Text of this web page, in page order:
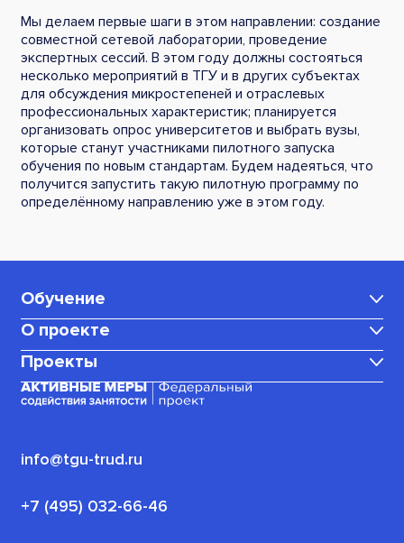
Мы делаем первые шаги в этом направлении: создание
совместной сетевой лаборатории, проведение
экспертных сессий. В этом году должны состояться
несколько мероприятий в ТГУ и в других субъектах
для обсуждения микростепеней и отраслевых
профессиональных характеристик; планируется
организовать опрос университетов и выбрать вузы,
которые станут участниками пилотного запуска
обучения по новым стандартам. Будем надеяться, что
получится запустить такую пилотную программу по
определённому направлению уже в этом году.
info@tgu-trud.ru
+7 (495) 032-66-46
Обучение
Каталог программ
Для мам в декрете
Для военнослужащих
О проекте
Центр карьеры
Корпоративное обучение
Политика конфиденциальности
Проекты
Медиаблог